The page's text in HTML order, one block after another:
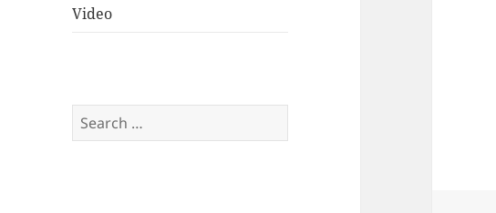
Video
Search
for: